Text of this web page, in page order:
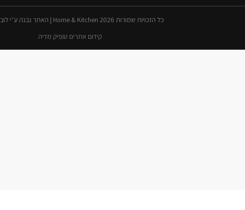
כל הזכויות שמורות 2026 Home & Kitchen | האתר נבנה ע״י לובה קוטליק
קידום אתרים טופיק מדיה